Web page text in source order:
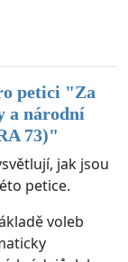
petici "Za
a národní
73)"
jak jsou
petice.
voleb